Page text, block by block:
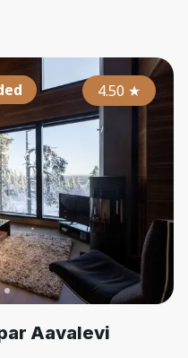
4.50 ★
Aavalevi